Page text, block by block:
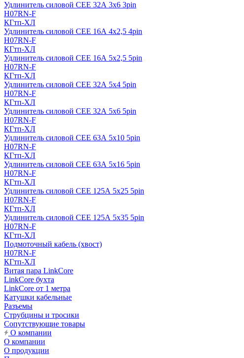
Удлинитель силовой CEE 32А 3х6 3pin
H07RN-F
КГтп-ХЛ
Удлинитель силовой CEE 16А 4х2,5 4pin
H07RN-F
КГтп-ХЛ
Удлинитель силовой CEE 16А 5x2,5 5pin
H07RN-F
КГтп-ХЛ
Удлинитель силовой CEE 32А 5x4 5pin
H07RN-F
КГтп-ХЛ
Удлинитель силовой CEE 32А 5x6 5pin
H07RN-F
КГтп-ХЛ
Удлинитель силовой CEE 63А 5x10 5pin
H07RN-F
КГтп-ХЛ
Удлинитель силовой CEE 63А 5x16 5pin
H07RN-F
КГтп-ХЛ
Удлинитель силовой CEE 125А 5x25 5pin
H07RN-F
КГтп-ХЛ
Удлинитель силовой CEE 125А 5x35 5pin
H07RN-F
КГтп-ХЛ
Подмоточный кабель (хвост)
H07RN-F
КГтп-ХЛ
Витая пара LinkCore
LinkCore бухта
LinkCore от 1 метра
Катушки кабельные
Разъемы
Струбцины и тросики
Сопутствующие товары
О компании
О компании
О продукции